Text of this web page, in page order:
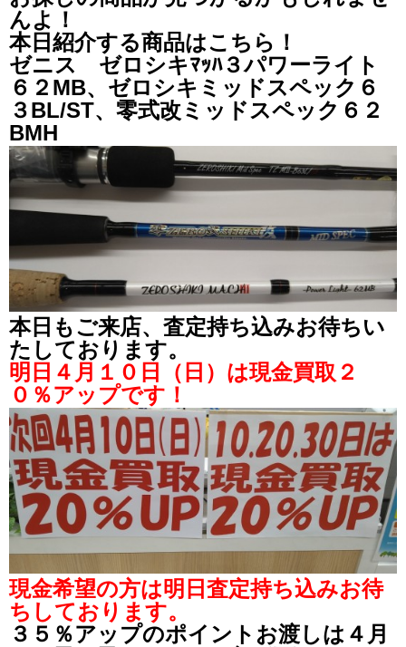
んよ！
本日紹介する商品はこちら！
ゼニス ゼロシキﾏｯﾊ３パワーライト
６２MB、ゼロシキミッドスペック６
３BL/ST、零式改ミッドスペック６２
BMH
本日もご来店、査定持ち込みお待ちい
たしております。
明日４月１０日（日）は現金買取２
０％アップです！
現金希望の方は明日査定持ち込みお待
ちしております。
３５％アップのポイントお渡しは４月